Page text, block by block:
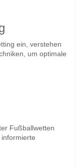
ein, verstehen
um optimale
Fußballwetten